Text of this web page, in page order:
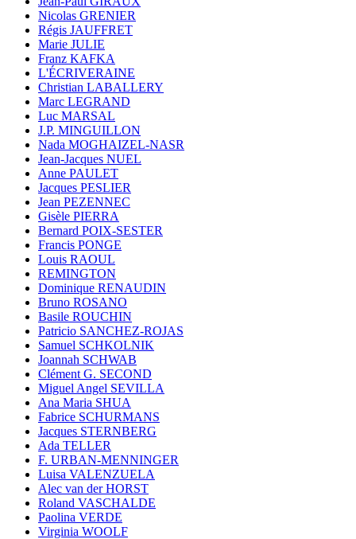
Nicolas GRENIER
Régis JAUFFRET
Marie JULIE
Franz KAFKA
L'ÉCRIVERAINE
Christian LABALLERY
Marc LEGRAND
Luc MARSAL
J.P. MINGUILLON
Nada MOGHAIZEL-NASR
Jean-Jacques NUEL
Anne PAULET
Jacques PESLIER
Jean PEZENNEC
Gisèle PIERRA
Bernard POIX-SESTER
Francis PONGE
Louis RAOUL
REMINGTON
Dominique RENAUDIN
Bruno ROSANO
Basile ROUCHIN
Patricio SANCHEZ-ROJAS
Samuel SCHKOLNIK
Joannah SCHWAB
Clément G. SECOND
Miguel Angel SEVILLA
Ana Maria SHUA
Fabrice SCHURMANS
Jacques STERNBERG
Ada TELLER
F. URBAN-MENNINGER
Luisa VALENZUELA
Alec van der HORST
Roland VASCHALDE
Paolina VERDE
Virginia WOOLF